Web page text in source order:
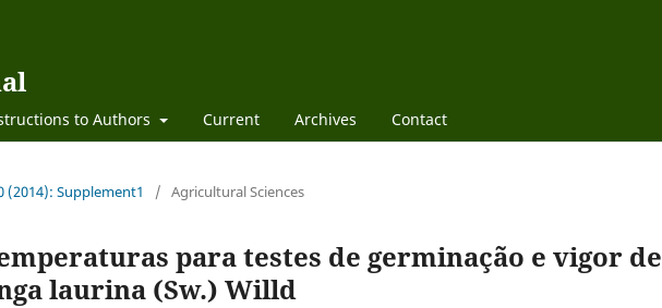
to Authors Current Archives Contact
(2014): Supplement1 / Agricultural Sciences
para testes de germinação e vigor de
laurina (Sw.) Willd